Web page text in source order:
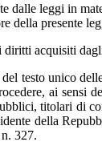
dalle leggi in
della presente
acquisiti
testo unico
ai sensi
titolari di
della
327.